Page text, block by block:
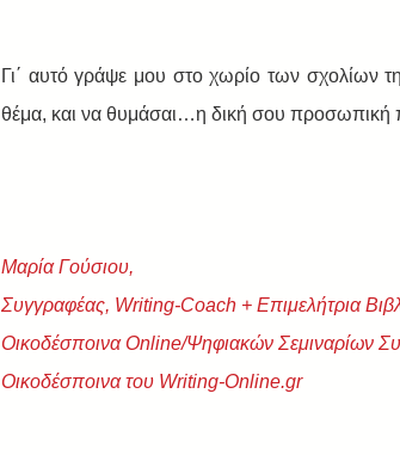
Γι΄ αυτό γράψε μου στο χωρίο των σχολίων
θέμα, και να θυμάσαι…η δική σου προσωπική
Μαρία Γούσιου,
Συγγραφέας, Writing-Coach + Eπιμελήτρια
Οικοδέσποινα Online/Ψηφιακών Σεμιναρίων
Οικοδέσποινα του Writing-Online.gr